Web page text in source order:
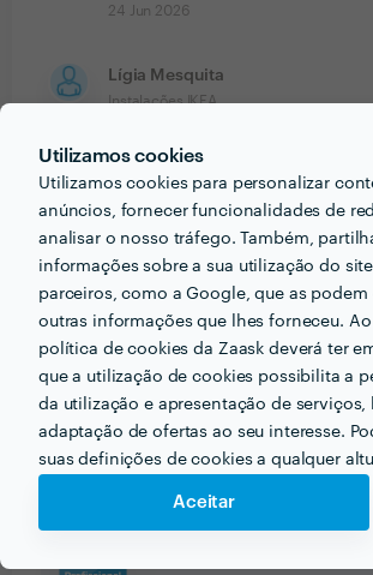
Utilizamos cookies
Utilizamos cookies para personalizar
anúncios, fornecer funcionalidades de
analisar o nosso tráfego. Também,
informações sobre a sua utilização do
parceiros, como a Google, que as
outras informações que lhes forneceu.
política de cookies da Zaask deverá ter
que a utilização de cookies possibilita a
da utilização e apresentação de serviços,
adaptação de ofertas ao seu interesse.
suas definições de cookies a qualquer
Aceitar
24 Jun 2026
Lígia Mesquita
Instalações IKEA
8 Jun 2026
Ver mais
PRÉMIOS ZAASK
1 vez Profissional de
🎉 Este/a profissional